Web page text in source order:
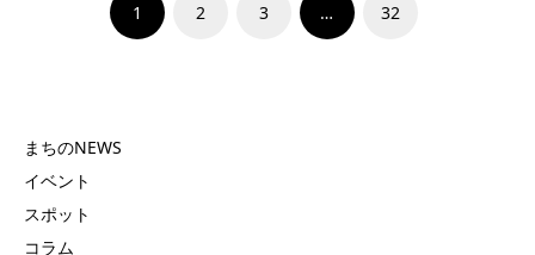
1 2 3 … 32
まちのNEWS
イベント
スポット
コラム